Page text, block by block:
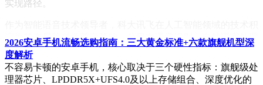
实现路径。
淀为其布局脑科学奠定基础。公司在语音识别、自然语言处理
等方向的技术突破，与脑电信号分析存在方法论共性。这种技
术迁移能力使市场对其未来在该领域的突破保持期待，尽管管
理层强调当前仍以技术储备为主。
2026安卓手机流畅选购指南：三大黄金标准+六款旗舰机型深
度解析
不容易卡顿的安卓手机，核心取决于三个硬性指标：旗舰级处
理器芯片、LPDDR5X+UFS4.0及以上存储组合、深度优化的